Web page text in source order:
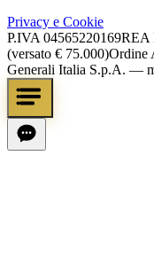
Privacy e Cookie
P.IVA 04565220169REA
(versato € 75.000)Ordine
Generali Italia S.p.A. —